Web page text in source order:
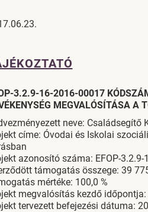
3.2.9-16-2016-00017
MEGVALÓSÍTÁSA A
neve: Családsegítő
címe: Óvodai és Iskolai
azonosító száma: EFOP-3.2.9-
támogatás összege: 39
mértéke: 100,0 %
megvalósítás kezdő
tervezett befejezési dátuma: